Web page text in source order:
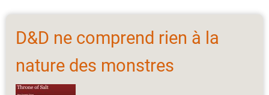
D&D ne comprend rien à la
nature des monstres